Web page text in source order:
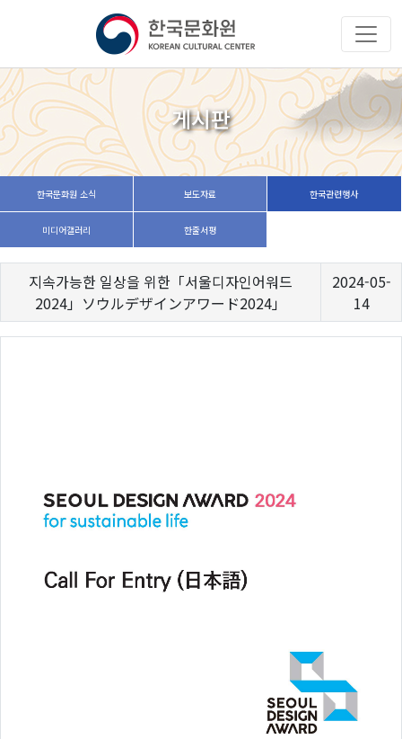
게시판
한국문화원 소식 보도자료 한국관련행사
미디어갤러리 한줄서평
지속가능한 일상을 위한「서울디자인어워드
2024」ソウルデザインアワード2024」
2024-05-
14